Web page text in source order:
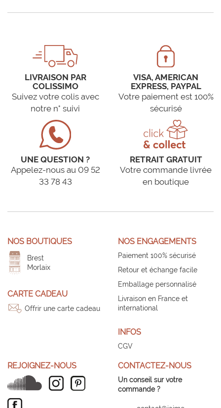
LIVRAISON PAR
COLISSIMO
Suivez votre colis avec
notre n° suivi
VISA, AMERICAN
EXPRESS, PAYPAL
Votre paiement est 100%
sécurisé
UNE QUESTION ?
Appelez-nous au 09 52
33 78 43
RETRAIT GRATUIT
Votre commande livrée
en boutique
NOS BOUTIQUES
Brest
Morlaix
CARTE CADEAU
Offrir une carte cadeau
NOS ENGAGEMENTS
Paiement 100% sécurisé
Retour et échange facile
Emballage personnalisé
Livraison en France et
international
INFOS
CGV
REJOIGNEZ-NOUS CONTACTEZ-NOUS
Un conseil sur votre
commande ?